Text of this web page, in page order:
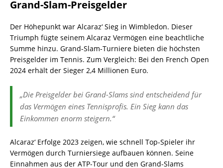
Grand-Slam-Preisgelder
Der Höhepunkt war Alcaraz‘ Sieg in Wimbledon. Dieser
Triumph fügte seinem Alcaraz Vermögen eine beachtliche
Summe hinzu. Grand-Slam-Turniere bieten die höchsten
Preisgelder im Tennis. Zum Vergleich: Bei den French Open
2024 erhält der Sieger 2,4 Millionen Euro.
„Die Preisgelder bei Grand-Slams sind entscheidend für
das Vermögen eines Tennisprofis. Ein Sieg kann das
Einkommen enorm steigern.“
Alcaraz‘ Erfolge 2023 zeigen, wie schnell Top-Spieler ihr
Vermögen durch Turniersiege aufbauen können. Seine
Einnahmen aus der ATP-Tour und den Grand-Slams